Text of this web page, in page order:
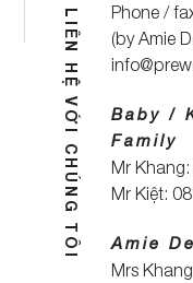
LIÊN HỆ VỚI CHÚNG TÔI
Phone /
(by Amie
Baby /
Family
Mr
Mr Kiệt:
Amie
Mrs